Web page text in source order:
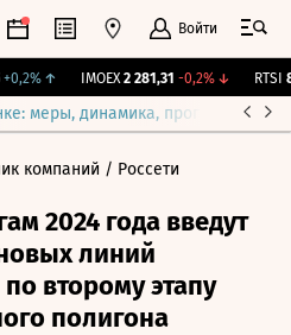
Войти
↑ IMOEX 2 281,31 -0,2%↓ RTSI
меры, динамика, прогнозы
компаний / Россети
2024 года введут
линий
второму этапу
полигона